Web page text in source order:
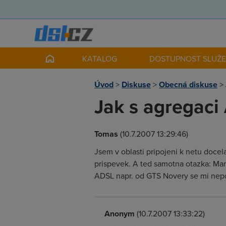
KATALOG DOSTUPNOST
Úvod> Diskuse>Obecná diskuse>
Jak s agregaci
Tomas (10.7.2007 13:29:46)
Jsem v oblasti pripojeni k netu
prispevek. A ted samotna otazka:
ADSL napr. od GTS Novery se mi
Anonym (10.7.2007 13:33:22)